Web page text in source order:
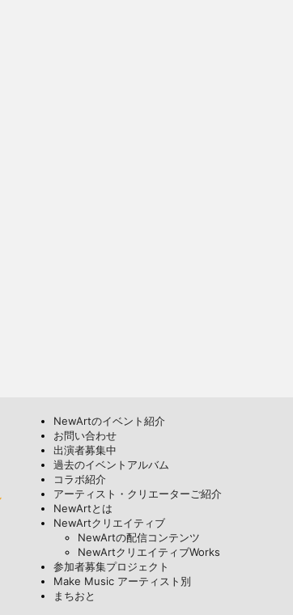
NewArtのイベント紹介
お問い合わせ
出演者募集中
過去のイベントアルバム
コラボ紹介
アーティスト・クリエーターご紹介
NewArtとは
NewArtクリエイティブ
NewArtの配信コンテンツ
NewArtクリエイティブWorks
参加者募集プロジェクト
Make Music アーティスト別
まちおと